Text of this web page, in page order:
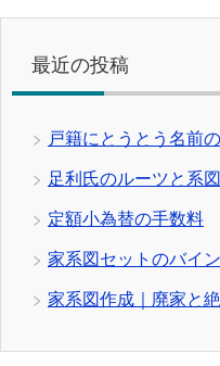
最近の投稿
戸籍にとうとう名前
足利氏のルーツと系図
定額小為替の手数料
家系図セットのバイ
家系図作成｜廃家と